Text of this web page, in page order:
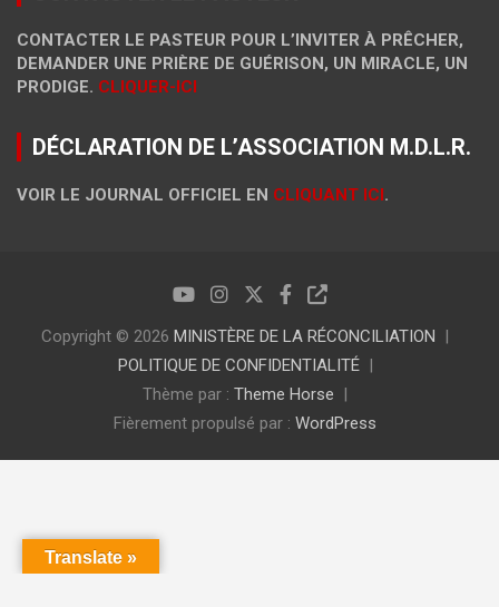
CONTACTER LE PASTEUR POUR L’INVITER À PRÊCHER,
DEMANDER UNE PRIÈRE DE GUÉRISON, UN MIRACLE, UN
PRODIGE. CLIQUER-ICI
DÉCLARATION DE L’ASSOCIATION M.D.L.R.
VOIR LE JOURNAL OFFICIEL EN CLIQUANT ICI.
Copyright © 2026 MINISTÈRE DE LA RÉCONCILIATION
POLITIQUE DE CONFIDENTIALITÉ
Thème par : Theme Horse
Fièrement propulsé par : WordPress
Translate »